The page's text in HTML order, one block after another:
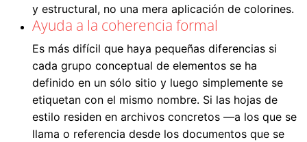
y estructural, no una mera aplicación de colorines.
Ayuda a la coherencia formal
Es más difícil que haya pequeñas diferencias si
cada grupo conceptual de elementos se ha
definido en un sólo sitio y luego simplemente se
etiquetan con el mismo nombre. Si las hojas de
estilo residen en archivos concretos —a los que se
llama o referencia desde los documentos que se